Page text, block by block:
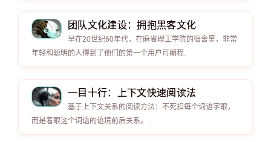
团队文化建设：拥抱黑客文化
早在20世纪60年代，在麻省理工学院的宿舍里，非常
年轻和聪明的人得到了他们的第一个用户可编程.
一目十行：上下文快速阅读法
基于上下文关系的阅读方法：不死扣每个词语字眼，
而是着眼这个词语的语境前后关系。 .